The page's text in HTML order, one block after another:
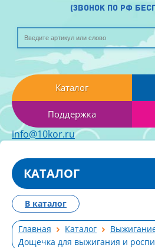
(звонок по рф
Каталог
Поддержка
info@10kor.ru
КАТАЛОГ
Главная Каталог
Дощечка для выжигания и
В каталог